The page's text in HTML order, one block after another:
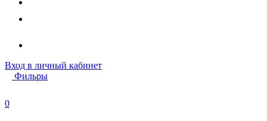
Вход в личный кабинет
Фильры
0